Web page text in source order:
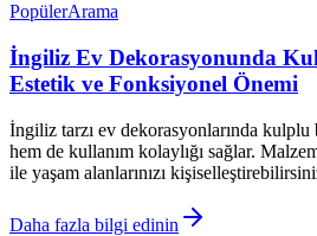
PopülerArama
İngiliz Ev Dekorasyonunda
Estetik ve Fonksiyonel Önemi
İngiliz tarzı ev dekorasyonlarında kulplu
hem de kullanım kolaylığı sağlar.
ile yaşam alanlarınızı
Daha fazla bilgi edinin